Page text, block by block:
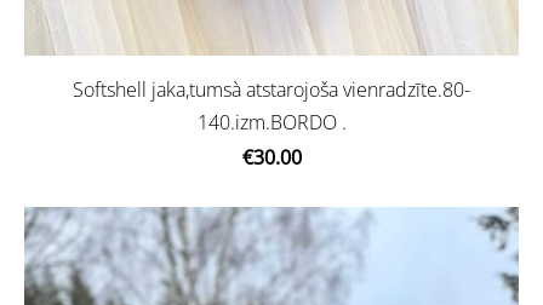
Softshell jaka,tumsà atstarojoša vienradzīte.80-
140.izm.BORDO .
€30.00